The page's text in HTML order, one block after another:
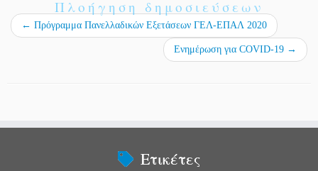
n
στ
εί
Πλοήγηση δημοσιεύσεων
← Πρόγραμμα Πανελλαδικών Εξετάσεων ΓΕΛ-ΕΠΑΛ 2020
Ενημέρωση για COVID-19 →
Ετικέτες